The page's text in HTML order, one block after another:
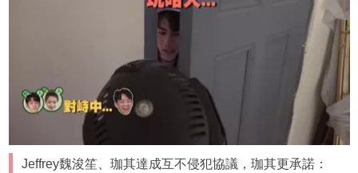
Jeffrey魏浚笙、珈其達成互不侵犯協議，珈其更承諾：